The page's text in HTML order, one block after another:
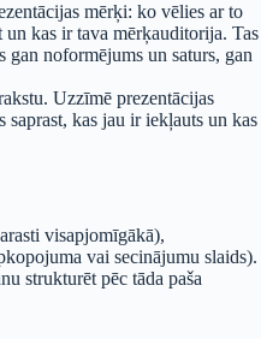
mērķi: ko vēlies ar to
kas ir tava mērķauditorija. Tas
noformējums un saturs, gan
Uzzīmē prezentācijas
saprast, kas jau ir iekļauts un kas
visapjomīgākā),
vai secinājumu slaids).
strukturēt pēc tāda paša